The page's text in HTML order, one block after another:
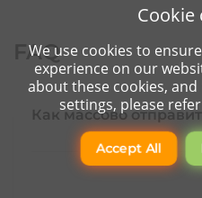
FAQ
Как массово
Cookie
We use cookies to
experience on our
about these cookies,
settings, please
Accept All